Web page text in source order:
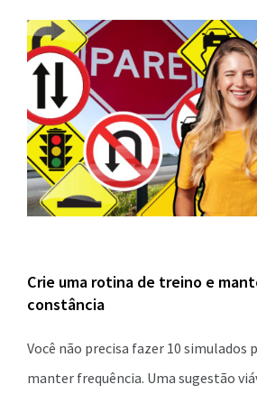
Crie uma rotina de treino e
constância
Você não precisa fazer 10 simulados
manter frequência. Uma sugestão